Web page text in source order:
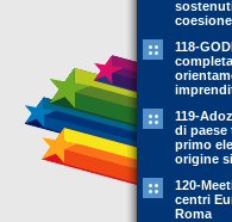
coesione
118-
119-
di paese
primo
origine
120-
centri
Roma